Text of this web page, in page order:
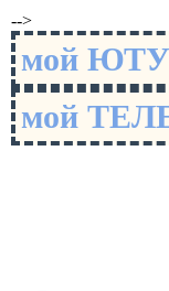
-->
мой
мой